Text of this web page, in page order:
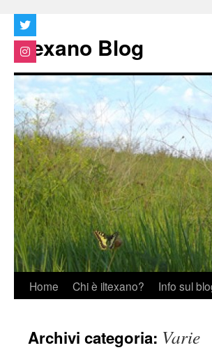
Vai
contenuto
Iltexano Blog
Home Chi è iltexano? Info sul
Archivi categoria: Varie